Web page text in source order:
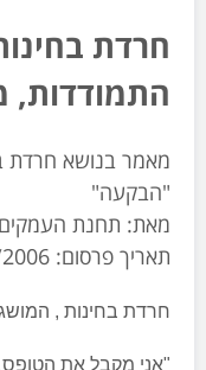
חרדת
התמודדות,
מאמר בנושא חרדת
"הבקעה"
מאת: תחנת העמקים,
תאריך פרסום: 20/3/2006
חרדת בחינות ,
"אני מקבל את